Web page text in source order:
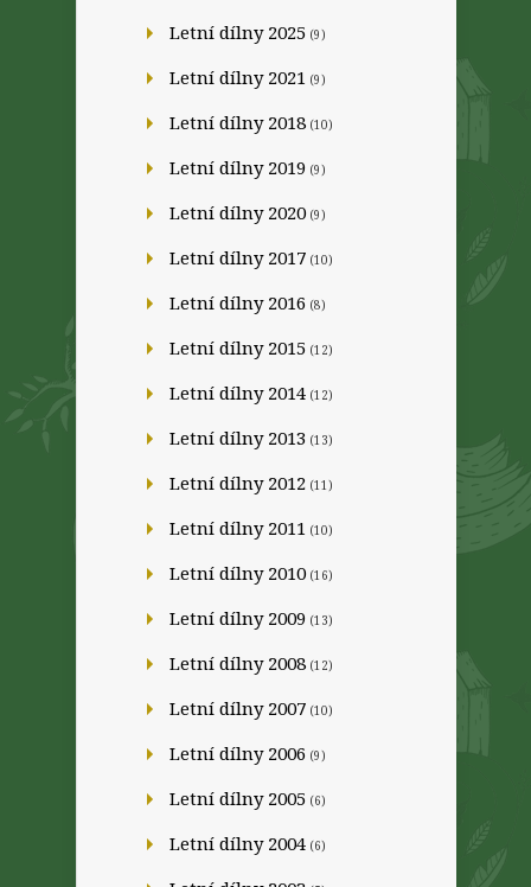
Letní dílny 2025 (9)
Letní dílny 2021 (9)
Letní dílny 2018 (10)
Letní dílny 2019 (9)
Letní dílny 2020 (9)
Letní dílny 2017 (10)
Letní dílny 2016 (8)
Letní dílny 2015 (12)
Letní dílny 2014 (12)
Letní dílny 2013 (13)
Letní dílny 2012 (11)
Letní dílny 2011 (10)
Letní dílny 2010 (16)
Letní dílny 2009 (13)
Letní dílny 2008 (12)
Letní dílny 2007 (10)
Letní dílny 2006 (9)
Letní dílny 2005 (6)
Letní dílny 2004 (6)